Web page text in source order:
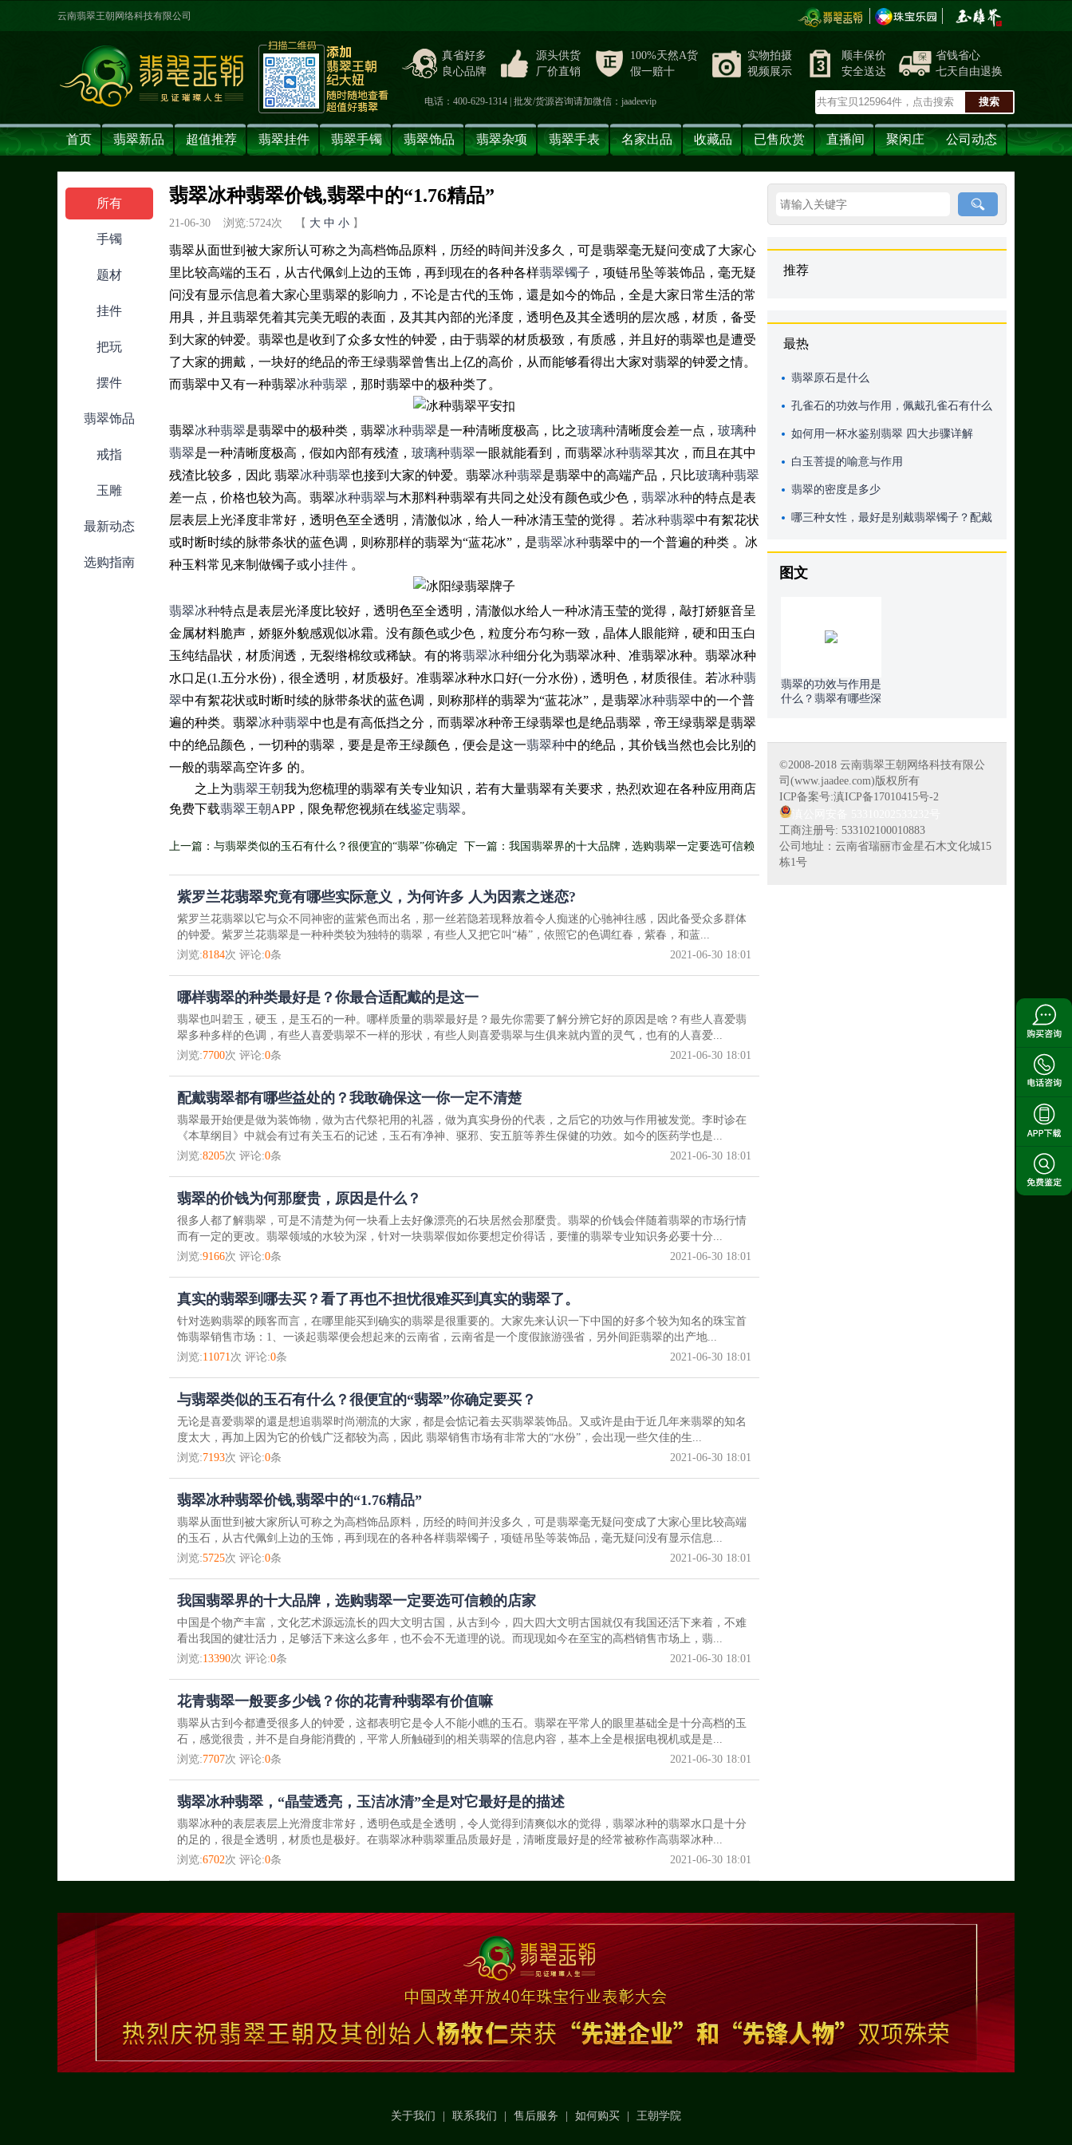
云南翡翠王朝网络科技有限公司
真省好多
良心品牌
源头供货
厂价直销
100%天然A货
假一赔十
实物拍摄
视频展示
顺丰保价
安全送达
省钱省心
七天自由退换
电话：400-629-1314 | 批发/货源咨询请加微信：jaadeevip
首页 翡翠新品 超值推荐 翡翠挂件 翡翠手镯 翡翠饰品 翡翠杂项 翡翠手表 名家出品 收藏品 已售欣赏 直播间 聚闲庄 公司动态
所有
手镯
题材
挂件
把玩
摆件
翡翠饰品
戒指
玉雕
最新动态
选购指南
翡翠冰种翡翠价钱,翡翠中的“1.76精品”
21-06-30 浏览:5724次 【 大 中 小 】
翡翠从面世到被大家所认可称之为高档饰品原料，历经的時间并没多久，可是翡翠毫无疑问变成了大家心
里比较高端的玉石，从古代佩剑上边的玉饰，再到现在的各种各样翡翠镯子 ，项链吊坠等装饰品，毫无疑
问没有显示信息着大家心里翡翠的影响力，不论是古代的玉饰，還是如今的饰品，全是大家日常生活的常
用具，并且翡翠凭着其完美无暇的表面，及其其內部的光泽度，透明色及其全透明的层次感，材质，备受
到大家的钟爱。翡翠也是收到了众多女性的钟爱，由于翡翠的材质极致，有质感，并且好的翡翠也是遭受
了大家的拥戴，一块好的绝品的帝王绿翡翠曾售出上亿的高价，从而能够看得出大家对翡翠的钟爱之情。
而翡翠中又有一种翡翠冰种翡翠 ，那时翡翠中的极种类了。
翡翠冰种翡翠是翡翠中的极种类，翡翠冰种翡翠是一种清晰度极高，比之玻璃种清晰度会差一点， 玻璃种
翡翠是一种清晰度极高，假如內部有残渣， 玻璃种翡翠一眼就能看到，而翡翠冰种翡翠其次，而且在其中
残渣比较多，因此 翡翠冰种翡翠也接到大家的钟爱。翡翠冰种翡翠是翡翠中的高端产品，只比玻璃种翡翠
差一点，价格也较为高。翡翠冰种翡翠与木那料种翡翠有共同之处没有颜色或少色， 翡翠冰种的特点是表
层表层上光泽度非常好，透明色至全透明，清澈似冰，给人一种冰清玉莹的觉得 。若冰种翡翠中有絮花状
或时断时续的脉带条状的蓝色调，则称那样的翡翠为“蓝花冰”，是翡翠冰种翡翠中的一个普遍的种类 。冰
种玉料常见来制做镯子或小挂件 。
翡翠冰种特点是表层光泽度比较好，透明色至全透明，清澈似水给人一种冰清玉莹的觉得，敲打娇躯音呈
金属材料脆声，娇躯外貌感观似冰霜。没有颜色或少色，粒度分布匀称一致，晶体人眼能辩，硬和田玉白
玉纯结晶状，材质润透，无裂绺棉纹或稀缺。有的将翡翠冰种细分化为翡翠冰种、准翡翠冰种。翡翠冰种
水口足(1.五分水份)，很全透明，材质极好。准翡翠冰种水口好(一分水份)，透明色，材质很佳。若冰种翡
翠中有絮花状或时断时续的脉带条状的蓝色调，则称那样的翡翠为“蓝花冰”，是翡翠冰种翡翠中的一个普
遍的种类。翡翠冰种翡翠中也是有高低挡之分，而翡翠冰种帝王绿翡翠也是绝品翡翠，帝王绿翡翠是翡翠
中的绝品颜色，一切种的翡翠，要是是帝王绿颜色，便会是这一翡翠种中的绝品，其价钱当然也会比别的
一般的翡翠高空许多 的。
之上为翡翠王朝我为您梳理的翡翠有关专业知识，若有大量翡翠有关要求，热烈欢迎在各种应用商店
免费下载翡翠王朝APP，限免帮您视頻在线鉴定翡翠。
上一篇：与翡翠类似的玉石有什么？很便宜的“翡翠”你确定 下一篇：我国翡翠界的十大品牌，选购翡翠一定要选可信赖
紫罗兰花翡翠究竟有哪些实际意义，为何许多 人为因素之迷恋?
紫罗兰花翡翠以它与众不同神密的蓝紫色而出名，那一丝若隐若现释放着令人痴迷的心驰神往感，因此备受众多群体
的钟爱。紫罗兰花翡翠是一种种类较为独特的翡翠，有些人又把它叫“椿”，依照它的色调红春，紫春，和蓝...
浏览:8184次 评论:0条 2021-06-30 18:01
哪样翡翠的种类最好是？你最合适配戴的是这一
翡翠也叫碧玉，硬玉，是玉石的一种。哪样质量的翡翠最好是？最先你需要了解分辨它好的原因是啥？有些人喜爱翡
翠多种多样的色调，有些人喜爱翡翠不一样的形状，有些人则喜爱翡翠与生俱来就内置的灵气，也有的人喜爱...
浏览:7700次 评论:0条 2021-06-30 18:01
配戴翡翠都有哪些益处的？我敢确保这一你一定不清楚
翡翠最开始便是做为装饰物，做为古代祭祀用的礼器，做为真实身份的代表，之后它的功效与作用被发觉。李时诊在
《本草纲目》中就会有过有关玉石的记述，玉石有净神、驱邪、安五脏等养生保健的功效。如今的医药学也是...
浏览:8205次 评论:0条 2021-06-30 18:01
翡翠的价钱为何那麼贵，原因是什么？
很多人都了解翡翠，可是不清楚为何一块看上去好像漂亮的石块居然会那麼贵。翡翠的价钱会伴随着翡翠的市场行情
而有一定的更改。翡翠领域的水较为深，针对一块翡翠假如你要想定价得话，要懂的翡翠专业知识务必要十分...
浏览:9166次 评论:0条 2021-06-30 18:01
真实的翡翠到哪去买？看了再也不担忧很难买到真实的翡翠了。
针对选购翡翠的顾客而言，在哪里能买到确实的翡翠是很重要的。大家先来认识一下中国的好多个较为知名的珠宝首
饰翡翠销售市场：1、一谈起翡翠便会想起来的云南省，云南省是一个度假旅游强省，另外间距翡翠的出产地...
浏览:11071次 评论:0条 2021-06-30 18:01
与翡翠类似的玉石有什么？很便宜的“翡翠”你确定要买？
无论是喜爱翡翠的還是想追翡翠时尚潮流的大家，都是会惦记着去买翡翠装饰品。又或许是由于近几年来翡翠的知名
度太大，再加上因为它的价钱广泛都较为高，因此 翡翠销售市场有非常大的“水份”，会出现一些欠佳的生...
浏览:7193次 评论:0条 2021-06-30 18:01
翡翠冰种翡翠价钱,翡翠中的“1.76精品”
翡翠从面世到被大家所认可称之为高档饰品原料，历经的時间并没多久，可是翡翠毫无疑问变成了大家心里比较高端
的玉石，从古代佩剑上边的玉饰，再到现在的各种各样翡翠镯子，项链吊坠等装饰品，毫无疑问没有显示信息...
浏览:5725次 评论:0条 2021-06-30 18:01
我国翡翠界的十大品牌，选购翡翠一定要选可信赖的店家
中国是个物产丰富，文化艺术源远流长的四大文明古国，从古到今，四大四大文明古国就仅有我国还活下来着，不难
看出我国的健壮活力，足够活下来这么多年，也不会不无道理的说。而现现如今在至宝的高档销售市场上，翡...
浏览:13390次 评论:0条 2021-06-30 18:01
花青翡翠一般要多少钱？你的花青种翡翠有价值嘛
翡翠从古到今都遭受很多人的钟爱，这都表明它是令人不能小瞧的玉石。翡翠在平常人的眼里基础全是十分高档的玉
石，感觉很贵，并不是自身能消費的，平常人所触碰到的相关翡翠的信息内容，基本上全是根据电视机或是是...
浏览:7707次 评论:0条 2021-06-30 18:01
翡翠冰种翡翠，“晶莹透亮，玉洁冰清”全是对它最好是的描述
翡翠冰种的表层表层上光滑度非常好，透明色或是全透明，令人觉得到清爽似水的觉得，翡翠冰种的翡翠水口是十分
的足的，很是全透明，材质也是极好。在翡翠冰种翡翠重品质最好是，清晰度最好是的经常被称作高翡翠冰种...
浏览:6702次 评论:0条 2021-06-30 18:01
推荐
最热
翡翠原石是什么
孔雀石的功效与作用，佩戴孔雀石有什么
好处
如何用一杯水鉴别翡翠 四大步骤详解
白玉菩提的喻意与作用
翡翠的密度是多少
哪三种女性，最好是别戴翡翠镯子？配戴
图文
翡翠的功效与作用是
什么？翡翠有哪些深
©2008-2018 云南翡翠王朝网络科技有限公
司(www.jaadee.com)版权所有
ICP备案号:滇ICP备17010415号-2
工商注册号: 533102100010883
公司地址：云南省瑞丽市金星石木文化城15
栋1号
关于我们 联系我们 售后服务 如何购买 王朝学院